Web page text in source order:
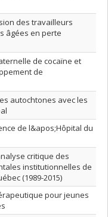
des travailleurs
âgées en perte
de cocaïne et
de
autochtones avec les
de l&apos;Hôpital du
critique des
institutionnelles de
(1989-2015)
pour jeunes